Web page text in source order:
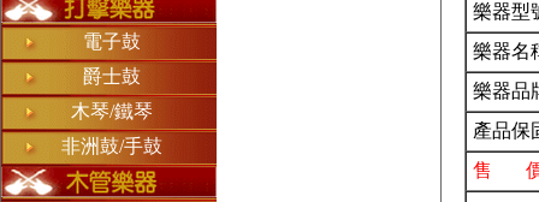
電子鼓
爵士鼓
木琴/鐵琴
非洲鼓/手鼓
樂器型
樂器名
樂器品
產品保
售